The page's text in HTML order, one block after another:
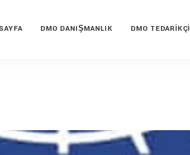
DMO DANIŞMANLIK DMO TEDARIKÇI